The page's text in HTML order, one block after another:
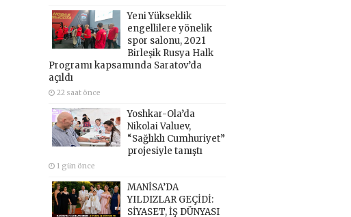
Yeni Yükseklik
engellilere yönelik
spor salonu, 2021
Birleşik Rusya Halk
Programı kapsamında Saratov’da
açıldı
22 saat önce
Yoshkar-Ola’da
Nikolai Valuev,
“Sağlıklı Cumhuriyet”
projesiyle tanıştı
1 gün önce
MANİSA’DA
YILDIZLAR GEÇİDİ:
SİYASET, İŞ DÜNYASI